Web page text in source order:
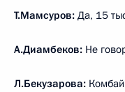
Т.Мамсуров: Да, 15
А.Диамбеков: Не
Л.Бекузарова: